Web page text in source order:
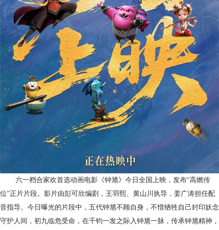
六一档合家欢首选动画电影《钟馗》今日全国上映，发布“高燃传
位”正片片段。影片由彭可欣编剧，王羽熙、黄山川执导，姜广涛担任配
音指导。今日曝光的片段中，五代钟馗不顾自身，不惜牺牲自己封印妖念
守护人间，初九临危受命，在千钧一发之际入钟馗一脉，传承钟馗精神，